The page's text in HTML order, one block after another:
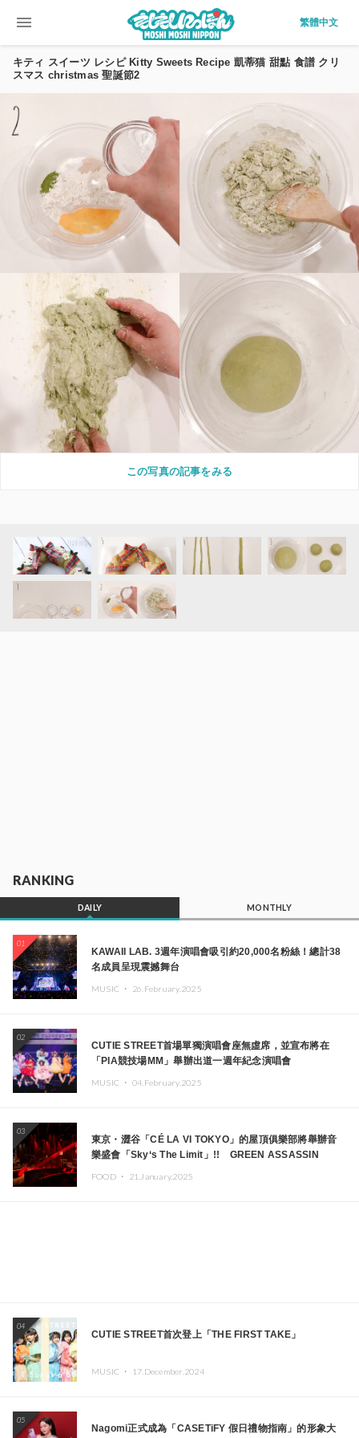
menu 繁體中文
キティ スイーツ レシピ Kitty Sweets Recipe 凱蒂猫 甜點 食譜 クリ
スマス christmas 聖誕節2
この写真の記事をみる
RANKING
DAILY MONTHLY
01
KAWAII LAB. 3週年演唱會吸引約20,000名粉絲！總計38
名成員呈現震撼舞台
MUSIC ・ 26.February.2025
02
CUTIE STREET首場單獨演唱會座無虛席，並宣布將在
「PIA競技場MM」舉辦出道一週年紀念演唱會
MUSIC ・ 04.February.2025
03
東京・澀谷「CÉ LA VI TOKYO」的屋頂俱樂部將舉辦音
樂盛會「Sky‘s The Limit」!! GREEN ASSASSIN
FOOD ・ 21.January.2025
04
CUTIE STREET首次登上「THE FIRST TAKE」
MUSIC ・ 17.December.2024
05
Nagomi正式成為「CASETiFY 假日禮物指南」的形象大